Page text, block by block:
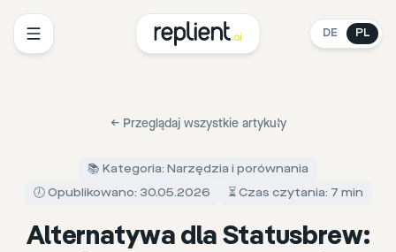
DE PL
← Przeglądaj wszystkie artykuły
📚 Kategoria: Narzędzia i porównania
🕖 Opublikowano: 30.05.2026
⏳ Czas czytania: 7 min
Alternatywa dla Statusbrew: